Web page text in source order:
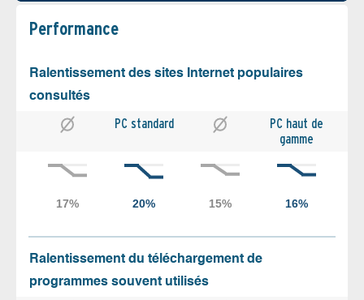
Performance
Ralentissement des sites Internet populaires
consultés
PC standard
PC haut de
gamme
Ralentissement du téléchargement de
programmes souvent utilisés